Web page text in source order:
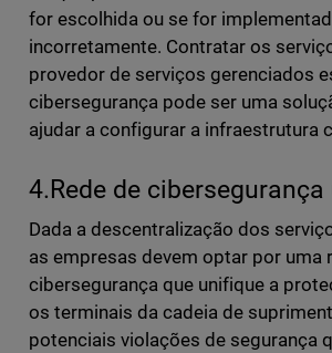
for escolhida ou se for
incorretamente. Contratar os
provedor de serviços gerenciados
cibersegurança pode ser uma
ajudar a configurar a infraestrutura
4.Rede de
Dada a descentralização dos
as empresas devem optar por uma
cibersegurança que unifique a
os terminais da cadeia de
potenciais violações de segurança